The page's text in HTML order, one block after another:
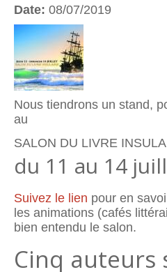
Date: 08/07/2019
Nous tiendrons un stand,
au
SALON DU LIVRE
du 11 au 14
Suivez le lien pour en
les animations (cafés
bien entendu le salon.
Cinq auteurs